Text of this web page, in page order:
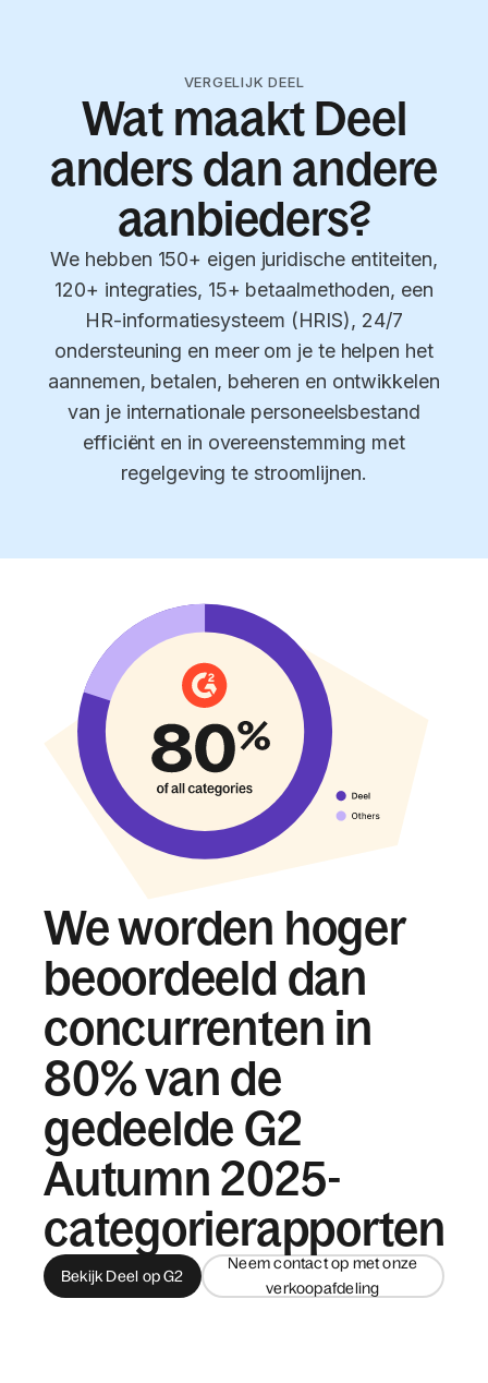
VERGELIJK DEEL
Wat maakt Deel
anders dan andere
aanbieders?
We hebben 150+ eigen juridische entiteiten,
120+ integraties, 15+ betaalmethoden, een
HR-informatiesysteem (HRIS), 24/7
ondersteuning en meer om je te helpen het
aannemen, betalen, beheren en ontwikkelen
van je internationale personeelsbestand
efficiënt en in overeenstemming met
regelgeving te stroomlijnen.
We worden hoger
beoordeeld dan
concurrenten in
80% van de
gedeelde G2
Autumn 2025-
categorierapporten
Bekijk Deel op G2
Neem contact op met onze
verkoopafdeling